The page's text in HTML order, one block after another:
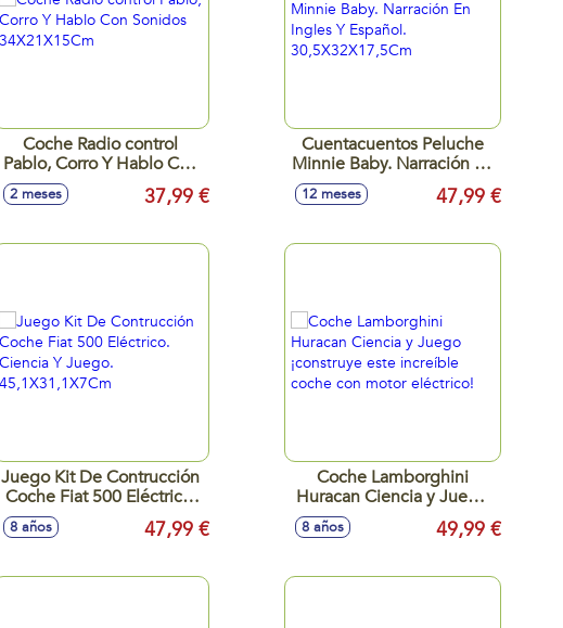
Coche Radio control
Pablo, Corro Y Hablo Con
Sonidos 34X21X15Cm
2 meses 37,99 €
Cuentacuentos Peluche
Minnie Baby. Narración En
Ingles Y Español.
30,5X32X17,5Cm
12 meses 47,99 €
Juego Kit De Contrucción
Coche Fiat 500 Eléctrico.
Ciencia Y Juego.
45,1X31,1X7Cm
8 años 47,99 €
Coche Lamborghini
Huracan Ciencia y Juego
¡construye este increíble
coche con motor eléctrico!
8 años 49,99 €